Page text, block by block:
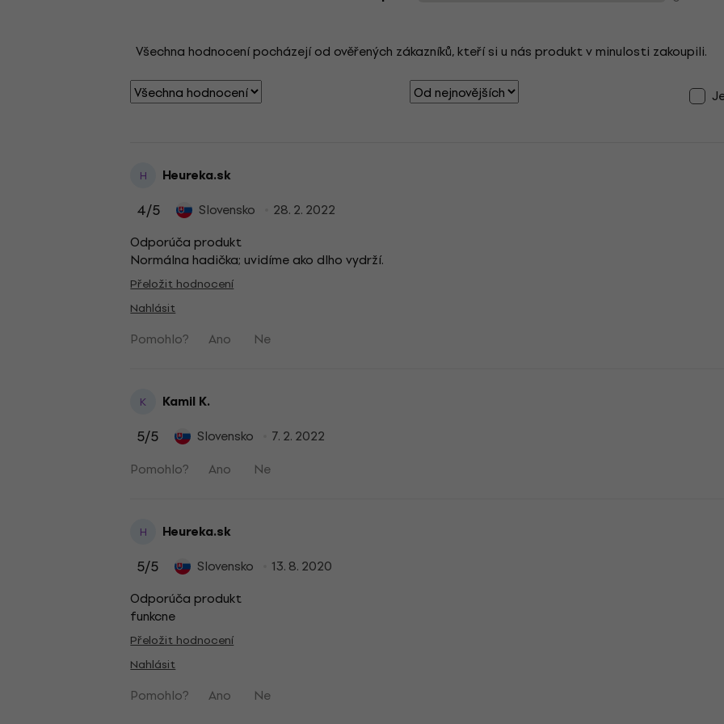
Všechna hodnocení pocházejí od ověřených zákazníků, kteří si u nás produkt v minulosti zakoupili.
H Heureka.sk
4/5 Slovensko
28. 2. 2022
Odporúča produkt
Normálna hadička; uvidíme ako dlho vydrží.
Přeložit hodnocení
Nahlásit
Pomohlo? Ano Ne
K Kamil K.
5/5 Slovensko
7. 2. 2022
Pomohlo?
Ano Ne
H Heureka.sk
5/5 Slovensko
13. 8. 2020
Odporúča produkt
funkcne
Přeložit hodnocení
Nahlásit
Pomohlo? Ano Ne